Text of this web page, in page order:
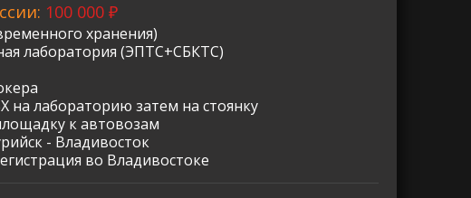
100 000 ₽
хранения)
лаборатория (ЭПТС+СБКТС)
на лабораторию затем на стоянку
к автовозам
- Владивосток
во Владивостоке